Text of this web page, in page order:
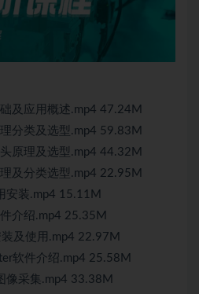
及应用概述.mp4 47.24M
分类及选型.mp4 59.83M
原理及选型.mp4 44.32M
及分类选型.mp4 22.95M
安装.mp4 15.11M
介绍.mp4 25.35M
及使用.mp4 22.97M
软件介绍.mp4 25.58M
像采集.mp4 33.38M